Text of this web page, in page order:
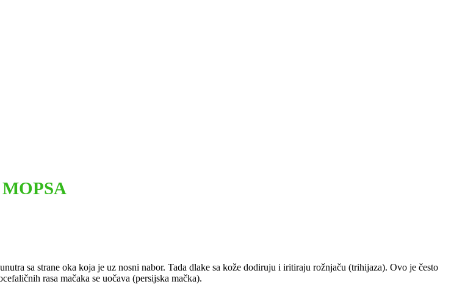
sa strane oka koja je uz nosni nabor. Tada dlake sa kože dodiruju i iritiraju rožnjaču (trihijaza). Ovo je često
rasa mačaka se uočava (persijska mačka).